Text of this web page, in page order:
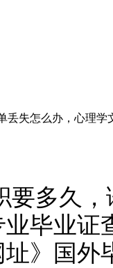
丢失怎么办，心理学
要多久
毕业证
》国外